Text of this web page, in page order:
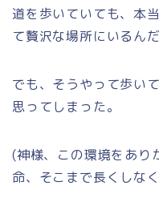
道を歩いていても、本
て贅沢な場所にいるん
でも、そうやって歩い
思ってしまった。
(神様、この環境をあり
命、そこまで長くしな